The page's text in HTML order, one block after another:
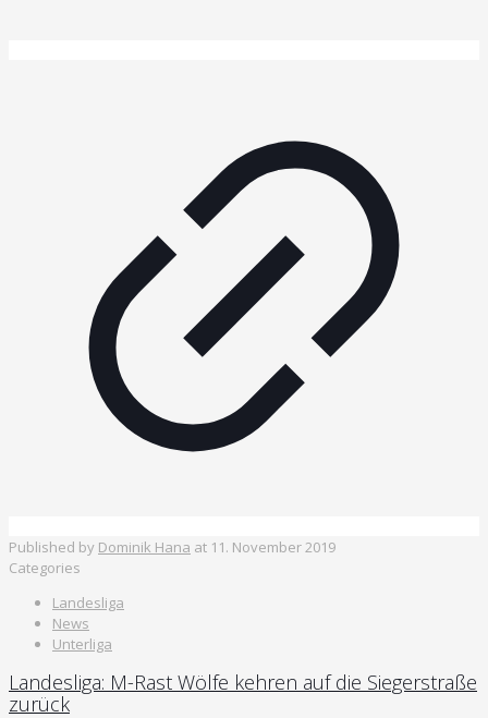
Published by Dominik Hana at 11. November 2019
Categories
Landesliga
News
Unterliga
Landesliga: M-Rast Wölfe kehren auf die Siegerstraße
zurück